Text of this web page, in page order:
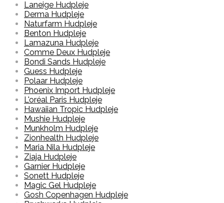
Laneige Hudpleje
Derma Hudpleje
Naturfarm Hudpleje
Benton Hudpleje
Lamazuna Hudpleje
Comme Deux Hudpleje
Bondi Sands Hudpleje
Guess Hudpleje
Polaar Hudpleje
Phoenix Import Hudpleje
L'oréal Paris Hudpleje
Hawaiian Tropic Hudpleje
Mushie Hudpleje
Munkholm Hudpleje
Zionhealth Hudpleje
Maria Nila Hudpleje
Ziaja Hudpleje
Garnier Hudpleje
Sonett Hudpleje
Magic Gel Hudpleje
Gosh Copenhagen Hudpleje